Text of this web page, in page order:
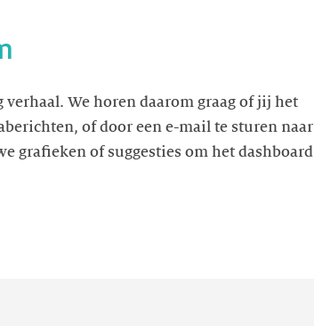
We horen daarom graag of jij het
of door een e-mail te sturen naar
grafieken of suggesties om het dashboard